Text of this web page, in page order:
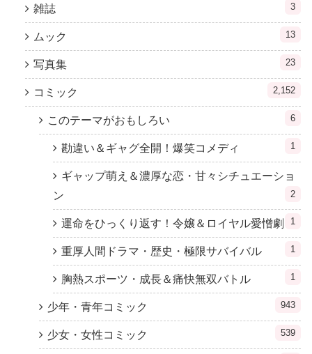
雑誌 3
ムック 13
写真集 23
コミック 2,152
このテーマがおもしろい 6
勘違い＆ギャグ全開！爆笑コメディ 1
ギャップ萌え＆濃厚な恋・甘々シチュエーショ
ン
2
運命をひっくり返す！令嬢＆ロイヤル愛憎劇 1
重厚人間ドラマ・歴史・極限サバイバル 1
胸熱スポーツ・成長＆痛快無双バトル 1
少年・青年コミック 943
少女・女性コミック 539